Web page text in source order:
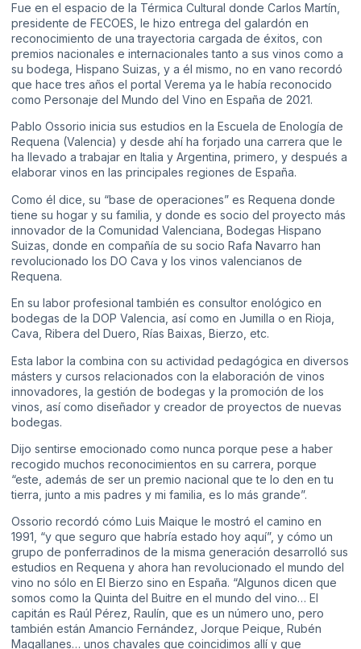
Fue en el espacio de la Térmica Cultural donde Carlos Martín,
presidente de FECOES, le hizo entrega del galardón en
reconocimiento de una trayectoria cargada de éxitos, con
premios nacionales e internacionales tanto a sus vinos como a
su bodega, Hispano Suizas, y a él mismo, no en vano recordó
que hace tres años el portal Verema ya le había reconocido
como Personaje del Mundo del Vino en España de 2021.
Pablo Ossorio inicia sus estudios en la Escuela de Enología de
Requena (Valencia) y desde ahí ha forjado una carrera que le
ha llevado a trabajar en Italia y Argentina, primero, y después a
elaborar vinos en las principales regiones de España.
Como él dice, su “base de operaciones” es Requena donde
tiene su hogar y su familia, y donde es socio del proyecto más
innovador de la Comunidad Valenciana, Bodegas Hispano
Suizas, donde en compañía de su socio Rafa Navarro han
revolucionado los DO Cava y los vinos valencianos de
Requena.
En su labor profesional también es consultor enológico en
bodegas de la DOP Valencia, así como en Jumilla o en Rioja,
Cava, Ribera del Duero, Rías Baixas, Bierzo, etc.
Esta labor la combina con su actividad pedagógica en diversos
másters y cursos relacionados con la elaboración de vinos
innovadores, la gestión de bodegas y la promoción de los
vinos, así como diseñador y creador de proyectos de nuevas
bodegas.
Dijo sentirse emocionado como nunca porque pese a haber
recogido muchos reconocimientos en su carrera, porque
“este, además de ser un premio nacional que te lo den en tu
tierra, junto a mis padres y mi familia, es lo más grande”.
Ossorio recordó cómo Luis Maique le mostró el camino en
1991, “y que seguro que habría estado hoy aquí”, y cómo un
grupo de ponferradinos de la misma generación desarrolló sus
estudios en Requena y ahora han revolucionado el mundo del
vino no sólo en El Bierzo sino en España. “Algunos dicen que
somos como la Quinta del Buitre en el mundo del vino… El
capitán es Raúl Pérez, Raulín, que es un número uno, pero
también están Amancio Fernández, Jorque Peique, Rubén
Magallanes… unos chavales que coincidimos allí y que